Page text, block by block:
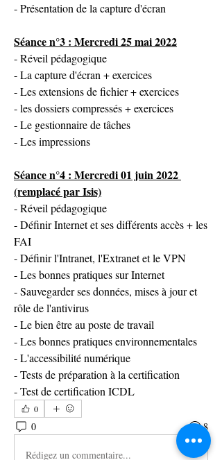
- Présentation de la capture d'écran
Séance n°3 : Mercredi 25 mai 2022
- Réveil pédagogique
- La capture d'écran + exercices
- Les extensions de fichier + exercices
- les dossiers compressés + exercices
- Le gestionnaire de tâches
- Les impressions
Séance n°4 : Mercredi 01 juin 2022
(remplacé par Isis)
- Réveil pédagogique
- Définir Internet et ses différents accès + les
FAI
- Définir l'Intranet, l'Extranet et le VPN
- Les bonnes pratiques sur Internet
- Sauvegarder ses données, mises à jour et
rôle de l'antivirus
- Le bien être au poste de travail
- Les bonnes pratiques environnementales
- L'accessibilité numérique
- Tests de préparation à la certification
- Test de certification ICDL
0
0 8
Rédigez un commentaire...